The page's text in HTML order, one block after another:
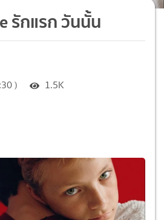
รักแรก วันนั้น
) 1.5K